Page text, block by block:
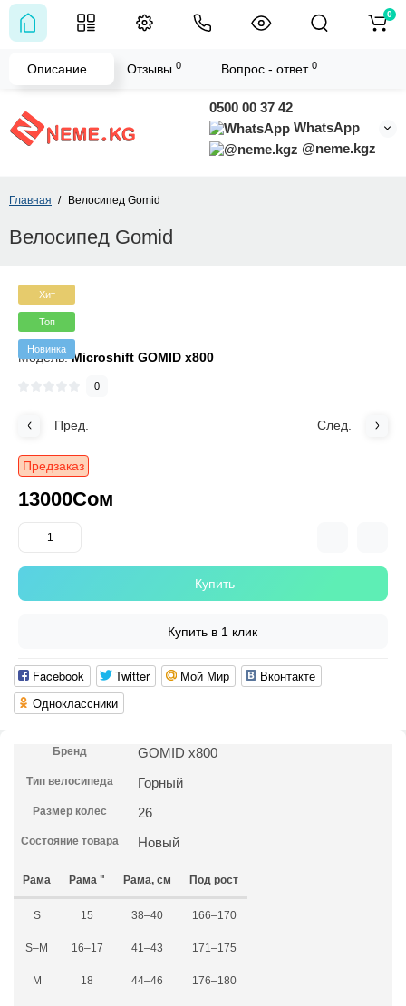
0500 00 37 42
WhatsApp
@neme.kgz
0
Главная Велосипед Gomid
Велосипед Gomid
Хит
Топ
Новинка
Модель:Microshift GOMID x800
0
Пред. След.
Предзаказ
13000Сом
Купить
Купить в 1 клик
Facebook Twitter Мой Мир
Вконтакте
Одноклассники
Описание Отзывы 0 Вопрос - ответ 0
Бренд GOMID x800
Тип велосипеда Горный
Размер колес 26
Состояние товара Новый
Рама Рама " Рама, см Под рост
S 15 38–40 166–170
S–M 16–17 41–43 171–175
M 18 44–46 176–180